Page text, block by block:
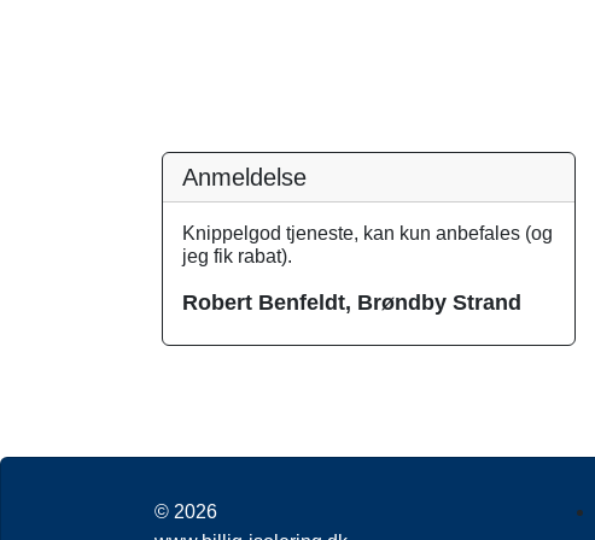
Anmeldelse
Knippelgod tjeneste, kan kun anbefales (og
jeg fik rabat).
Robert Benfeldt, Brøndby Strand
© 2026